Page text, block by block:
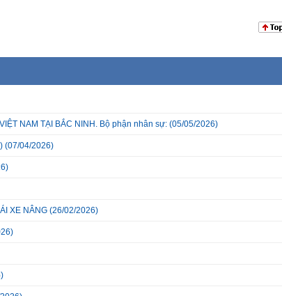
NAM TẠI BẮC NINH. Bộ phận nhân sự: (05/05/2026)
(07/04/2026)
XE NÂNG (26/02/2026)